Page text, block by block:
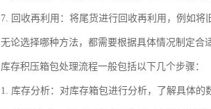
7. 回收再利用：将尾货进行回收再利用，例如将
无论选择哪种方法，都需要根据具体情况制定合
库存积压箱包处理流程一般包括以下几个步骤：
1. 库存分析：对库存箱包进行分析，了解具体的